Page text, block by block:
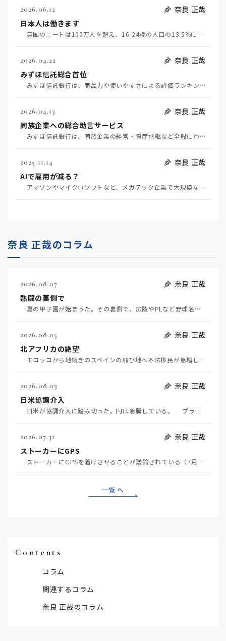
2026.06.12
奈良 正哉
日本人は働きます
英国のニートは100万人を超え、16-24歳の人口の13.5%になるそうだ（6月4日日経）。米国で…
2026.04.22
奈良 正哉
みずほ信託総合首位
みずほ信託銀行は、商品力や使いやすさによる評価ランキングで初の総合首位となった。（4月22日日経評…
2026.04.13
奈良 正哉
同族企業への総合助言サービス
みずほ信託銀行は、同族企業の経営・資産承継など全般にわたる助言サービスを開始する（4月7日日経）。…
2025.11.14
奈良 正哉
AIで雇用が減る？
アマゾンやマイクロソフトなど、メガテック企業で大規模な人員削減が相次いでいる。AIによりエンジニア…
奈良 正哉のコラム
2026.08.07
奈良 正哉
熱闘の裏側で
夏の甲子園が始まった。その裏側で、広陵やPLなど野球名門校（だった）の不祥事のその後について、「熱…
2026.08.05
奈良 正哉
北アフリカの絶望
モロッコから地続きのスペインの飛び地へ不法移民が急増していて、当地の大問題となっている。「海を泳い…
2026.08.03
奈良 正哉
日米協調介入
日米が協調介入に踏み切った。円は急騰している。 プラザ合意以降、協調介入は為替相場の転機になって…
2026.07.31
奈良 正哉
ストーカーにGPS
ストーカーにGPSを着けさせることが議論されている（7月29日日経）。反対派は「ストーカーにも人権…
一覧へ
Contents
コラム
関連するコラム
奈良 正哉のコラム